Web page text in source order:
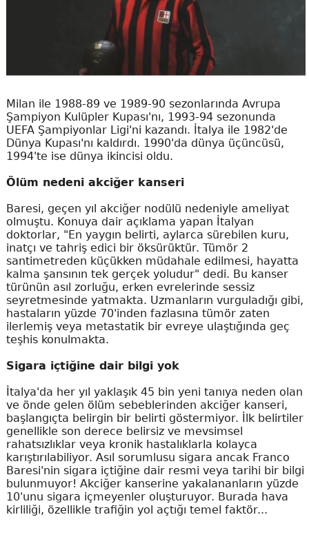
Milan ile 1988-89 ve 1989-90 sezonlarında Avrupa
Şampiyon Kulüpler Kupası'nı, 1993-94 sezonunda
UEFA Şampiyonlar Ligi'ni kazandı. İtalya ile 1982'de
Dünya Kupası'nı kaldırdı. 1990'da dünya üçüncüsü,
1994'te ise dünya ikincisi oldu.
Ölüm nedeni akciğer kanseri
Baresi, geçen yıl akciğer nodülü nedeniyle ameliyat
olmuştu. Konuya dair açıklama yapan İtalyan
doktorlar, "En yaygın belirti, aylarca sürebilen kuru,
inatçı ve tahriş edici bir öksürüktür. Tümör 2
santimetreden küçükken müdahale edilmesi, hayatta
kalma şansının tek gerçek yoludur" dedi. Bu kanser
türünün asıl zorluğu, erken evrelerinde sessiz
seyretmesinde yatmakta. Uzmanların vurguladığı gibi,
hastaların yüzde 70'inden fazlasına tümör zaten
ilerlemiş veya metastatik bir evreye ulaştığında geç
teşhis konulmakta.
Sigara içtiğine dair bilgi yok
İtalya'da her yıl yaklaşık 45 bin yeni tanıya neden olan
ve önde gelen ölüm sebeblerinden akciğer kanseri,
başlangıçta belirgin bir belirti göstermiyor. İlk belirtiler
genellikle son derece belirsiz ve mevsimsel
rahatsızlıklar veya kronik hastalıklarla kolayca
karıştırılabiliyor. Asıl sorumlusu sigara ancak Franco
Baresi'nin sigara içtiğine dair resmi veya tarihi bir bilgi
bulunmuyor! Akciğer kanserine yakalananların yüzde
10'unu sigara içmeyenler oluşturuyor. Burada hava
kirliliği, özellikle trafiğin yol açtığı temel faktör...